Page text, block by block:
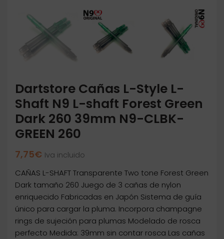
Dartstore Cañas L-Style L-
Shaft N9 L-shaft Forest Green
Dark 260 39mm N9-CLBK-
GREEN 260
7,75€ Iva incluido
CAÑAS L-SHAFT Transparente Two tone Forest Green
Dark tamaño 260 Juego de 3 cañas de nylon
enriquecido Fabricadas en Japón Sistema de guía
único para cargar la pluma. Incorpora champagne
rings de sujeción para plumas Modelado de rosca
perfecto Medida: 39mm sin contar rosca Las cañas